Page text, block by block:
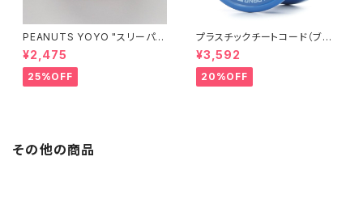
PEANUTS YOYO "スリーパ
ー"
¥2,475
25%OFF
プラスチックチートコード（ブル
ー）
¥3,592
20%OFF
その他の商品